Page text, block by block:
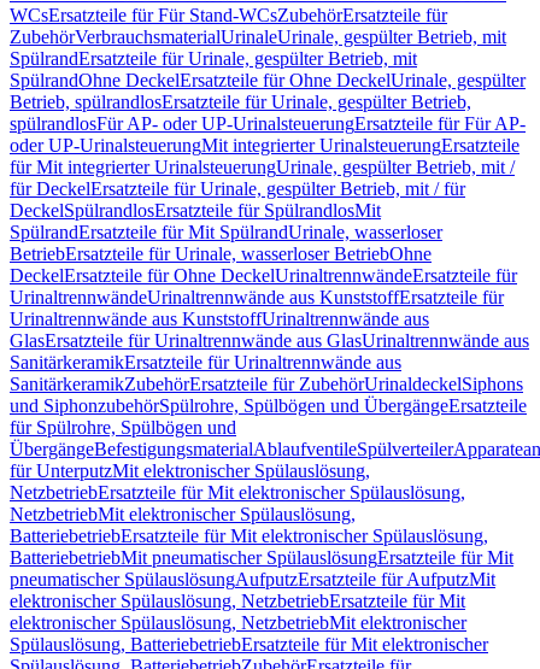
WCsErsatzteile für Für Stand-WCsZubehörErsatzteile für
ZubehörVerbrauchsmaterialUrinaleUrinale, gespülter Betrieb, mit
SpülrandErsatzteile für Urinale, gespülter Betrieb, mit
SpülrandOhne DeckelErsatzteile für Ohne DeckelUrinale, gespülter
Betrieb, spülrandlosErsatzteile für Urinale, gespülter Betrieb,
spülrandlosFür AP- oder UP-UrinalsteuerungErsatzteile für Für AP-
oder UP-UrinalsteuerungMit integrierter UrinalsteuerungErsatzteile
für Mit integrierter UrinalsteuerungUrinale, gespülter Betrieb, mit /
für DeckelErsatzteile für Urinale, gespülter Betrieb, mit / für
DeckelSpülrandlosErsatzteile für SpülrandlosMit
SpülrandErsatzteile für Mit SpülrandUrinale, wasserloser
BetriebErsatzteile für Urinale, wasserloser BetriebOhne
DeckelErsatzteile für Ohne DeckelUrinaltrennwändeErsatzteile für
UrinaltrennwändeUrinaltrennwände aus KunststoffErsatzteile für
Urinaltrennwände aus KunststoffUrinaltrennwände aus
GlasErsatzteile für Urinaltrennwände aus GlasUrinaltrennwände aus
SanitärkeramikErsatzteile für Urinaltrennwände aus
SanitärkeramikZubehörErsatzteile für ZubehörUrinaldeckelSiphons
und SiphonzubehörSpülrohre, Spülbögen und ÜbergängeErsatzteile
für Spülrohre, Spülbögen und
ÜbergängeBefestigungsmaterialAblaufventileSpülverteiler
für UnterputzMit elektronischer Spülauslösung,
NetzbetriebErsatzteile für Mit elektronischer Spülauslösung,
NetzbetriebMit elektronischer Spülauslösung,
BatteriebetriebErsatzteile für Mit elektronischer Spülauslösung,
BatteriebetriebMit pneumatischer SpülauslösungErsatzteile für Mit
pneumatischer SpülauslösungAufputzErsatzteile für AufputzMit
elektronischer Spülauslösung, NetzbetriebErsatzteile für Mit
elektronischer Spülauslösung, NetzbetriebMit elektronischer
Spülauslösung, BatteriebetriebErsatzteile für Mit elektronischer